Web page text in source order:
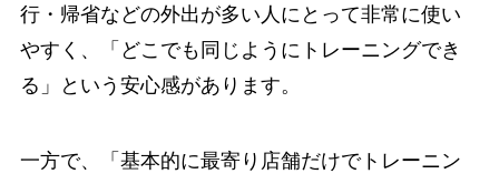
行・帰省などの外出が多い人にとって非常に使い
やすく、「どこでも同じようにトレーニングでき
る」という安心感があります。
一方で、「基本的に最寄り店舗だけでトレーニン